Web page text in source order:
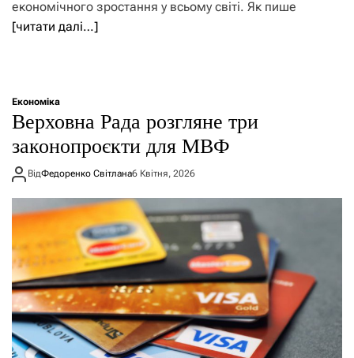
економічного зростання у всьому світі. Як пише
[читати далі…]
Економіка
Верховна Рада розгляне три
законопроєкти для МВФ
ВідФедоренко Світлана6 Квітня, 2026